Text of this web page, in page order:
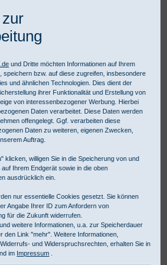
Fachspezifische Diagnostik
EKG Zubehör Langzeit EKG-Cassette TDK
und Dritte möchten Informationen auf Ihrem
speichern bzw. auf diese zugreifen, insbesondere
und ähnlichen Technologien. Dies dient der
ihrer Funktionalität und Erstellung von
von interessenbezogener Werbung. Hierbei
Daten verarbeitet. Diese Daten werden
offengelegt. Ggf. verarbeiten diese
Daten zu weiteren, eigenen Zwecken,
Auftrag.
klicken, willigen Sie in die Speicherung von und
Ihrem Endgerät sowie in die oben
ausdrücklich ein.
nur essentielle Cookies gesetzt. Sie können
Angabe Ihrer ID zum Anfordern von
für die Zukunft widerrufen.
weitere Informationen, u.a. zur Speicherdauer
den Link "mehr". Weitere Informationen,
und Widerspruchsrechten, erhalten Sie in
im Impressum